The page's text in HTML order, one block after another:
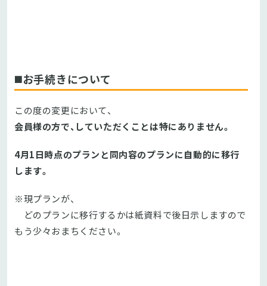
◼️お手続きについて
この度の変更において、
会員様の方で、していただくことは特にありません。
4月1日時点のプランと同内容のプランに自動的に移行
します。
※現プランが、
どのプランに移行するかは紙資料で後日示しますので
もう少々おまちください。